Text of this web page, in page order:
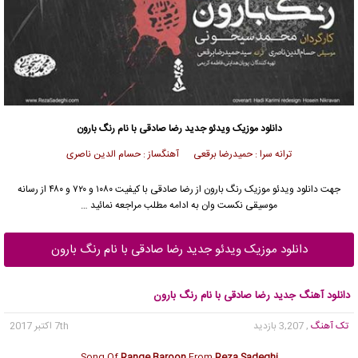
دانلود موزیک ویدئوجدیدرضا صادقی با نام رنگ بارون
ترانه سرا : حمیدرضا برقعی آهنگساز : حسام الدین ناصری
جهت دانلود ویدئو موزیک رنگ بارون از رضا صادقی
با کیفیت ۱۰۸۰ و ۷۲۰ و ۴۸۰ از رسانه
موسیقی نکست وان به ادامه مطلب مراجعه نمائید …
دانلود موزیک ویدئو جدید رضا صادقی با نام رنگ بارون
دانلود آهنگ جدید رضا صادقی با نام رنگ بارون
تک آهنگ , 3,207 بازدید
7th اکتبر 2017